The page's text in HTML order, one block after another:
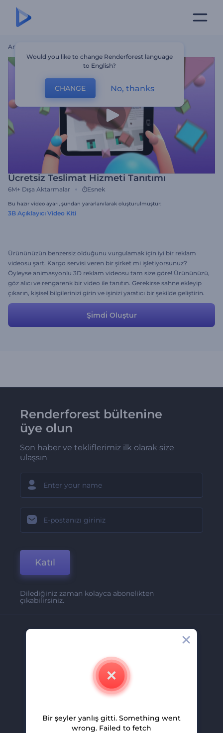
Ana Sayfa
Ücretsiz Teslimat Hizmeti Tanıtımı
6M+ Dışa Aktarmalar Esnek
Bu hazır video ayarı, şundan yararlanılarak oluşturulmuştur:
3B Açıklayıcı Video Kiti
Ürününüzün benzersiz olduğunu vurgulamak için iyi bir reklam
videosu şart. Kargo servisi veren bir şirket mi işletiyorsunuz?
Öyleyse animasyonlu 3D reklam videosu tam size göre! Ürününüzü,
göz alıcı ve rengarenk bir video ile tanıtın. Gerekirse sahne ekleyip
çıkarın, kişisel bilgilerinizi girin ve işinizi yaratıcı bir şekilde geliştirin.
Beğendiğiniz müziği de seçin, çekinmeyin. Çok çeşitli sahneler
sayesinde her şeyi yapmak mümkün!
Şi̇mdi̇ Oluştur
Renderforest bültenine
üye olun
Son haber ve tekliflerimiz ilk olarak size
ulaşsın
Katıl
Dilediğiniz zaman kolayca abonelikten
çıkabilirsiniz.
İletişim
Kariyer
Ortaklık Programı
Would you like to change Renderforest language
to English?
CHANGE No, thanks
Bir şeyler yanlış gitti. Something went
wrong. Failed to fetch